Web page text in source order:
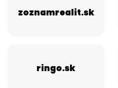
zoznamrealit.sk
ringo.sk